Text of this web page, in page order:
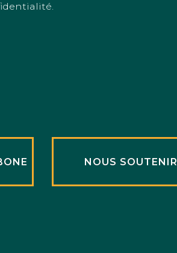
NOUS SOUTENIR